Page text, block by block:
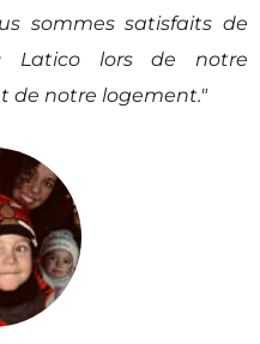
sommes satisfaits de
Latico lors de notre
de notre logement."